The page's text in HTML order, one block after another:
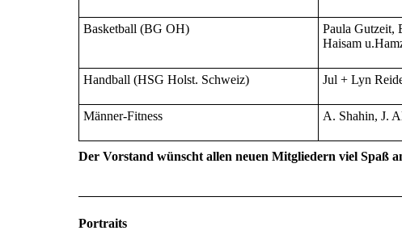
Basketball (BG OH)
Paula Gutzeit,
Haisam
Handball (HSG Holst. Schweiz) Jul + Lyn
Männer-Fitness A. Shahin, J.
Der Vorstand wünscht allen neuen Mitgliedern viel Spaß
Portraits